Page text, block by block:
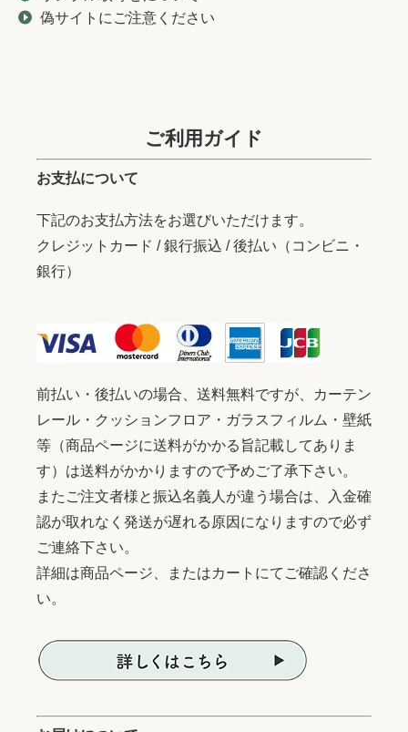
偽サイトにご注意ください
ご利用ガイド
お支払について
下記のお支払方法をお選びいただけます。
クレジットカード / 銀行振込 / 後払い（コンビニ・
銀行）
前払い・後払いの場合、送料無料ですが、カーテン
レール・クッションフロア・ガラスフィルム・壁紙
等（商品ページに送料がかかる旨記載してありま
す）は送料がかかりますので予めご了承下さい。
またご注文者様と振込名義人が違う場合は、入金確
認が取れなく発送が遅れる原因になりますので必ず
ご連絡下さい。
詳細は商品ページ、またはカートにてご確認くださ
い。